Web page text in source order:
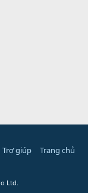
Trợ giúp Trang chủ
Ltd.